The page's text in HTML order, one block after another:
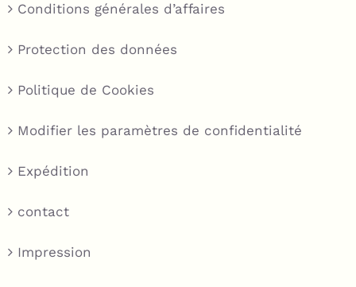
Conditions générales d’affaires
Protection des données
Politique de Cookies
Modifier les paramètres de confidentialité
Expédition
contact
Impression